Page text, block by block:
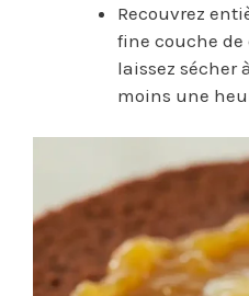
Recouvrez
fine couche
laissez sécher
moins une